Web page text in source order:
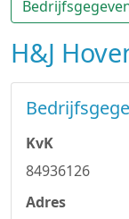
H&J
KvK
84936126
Adres